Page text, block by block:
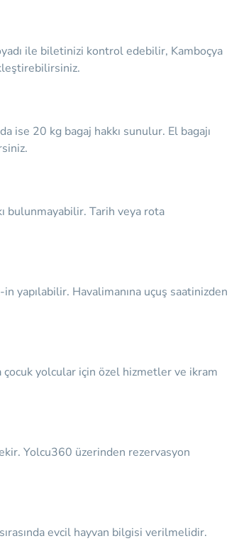
ile biletinizi kontrol edebilir, Kamboçya
ise 20 kg bagaj hakkı sunulur. El bagajı
bulunmayabilir. Tarih veya rota
yapılabilir. Havalimanına uçuş saatinizden
çocuk yolcular için özel hizmetler ve ikram
Yolcu360 üzerinden rezervasyon
evcil hayvan bilgisi verilmelidir.